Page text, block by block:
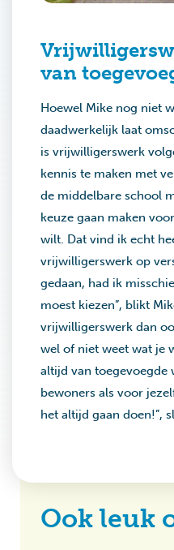
van
Hoewel Mike nog niet
daadwerkelijk laat
is vrijwilligerswerk
kennis te maken met
de middelbare school
keuze gaan maken
wilt. Dat vind ik echt
vrijwilligerswerk op
gedaan, had ik
moest kiezen”, blikt
vrijwilligerswerk dan
wel of niet weet wat je
altijd van toegevoegde
bewoners als voor
het altijd gaan doen!”,
Ook leuk